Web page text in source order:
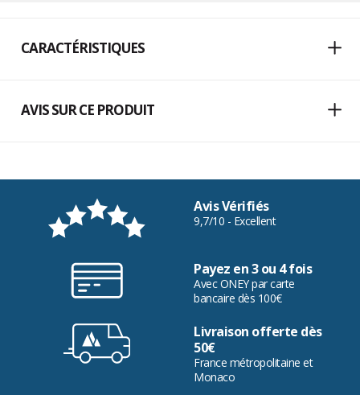
CARACTÉRISTIQUES
AVIS SUR CE PRODUIT
Avis Vérifiés
9,7/10 - Excellent
Payez en 3 ou 4 fois
Avec ONEY par carte
bancaire dès 100€
Livraison offerte dès
50€
France métropolitaine et
Monaco